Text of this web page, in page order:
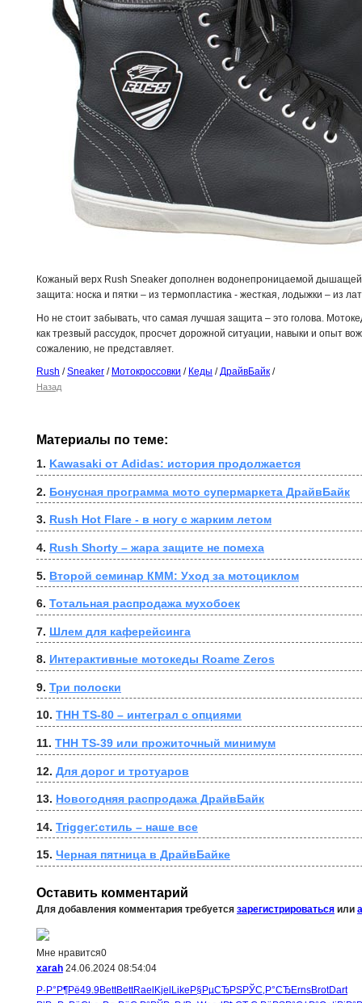
Кожаный верх Rush Sneaker дополнен водонепроницаемой дышащей
защита: носка и пятки – из термопластика - жесткая, лодыжки – из
Но не стоит забывать, что самая лучшая защита – это голова.
как трезвый рассудок, просчет дорожной ситуации, навыки и опыт
сожалению, не представляет.
Rush /Sneaker / Мотокроссовки / Кеды /ДрайвБайк /
Назад
Материалы по теме:
1. Kawasaki от Adidas: история продолжается
2. Бонусная программа мото супермаркета ДрайвБайк
3. Rush Hot Flare - в ногу с жарким летом
4. Rush Shorty – жара защите не помеха
5. Второй семинар КММ: Уход за мотоциклом
6. Тотальная распродажа мухобоек
7. Шлем для каферейсинга
8. Интерактивные мотокеды Roame Zeros
9. Три полоски
10. THH TS-80 – интеграл с опциями
11. THH TS-39 или прожиточный минимум
12. Для дорог и тротуаров
13. Новогодняя распродажа ДрайвБайк
14. Trigger:стиль – наше все
15. Черная пятница в ДрайвБайке
Оставить комментарий
Для добавления комментария требуется зарегистрироваться или
Мне нравится0
xarah 24.06.2024 08:54:04
Р·Р°Р¶Рё49.9BettBettRael Kjel Like Р§РµСЂРЅРЎС‚Р°СЂErnsBrotDart